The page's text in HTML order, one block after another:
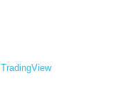
TradingView